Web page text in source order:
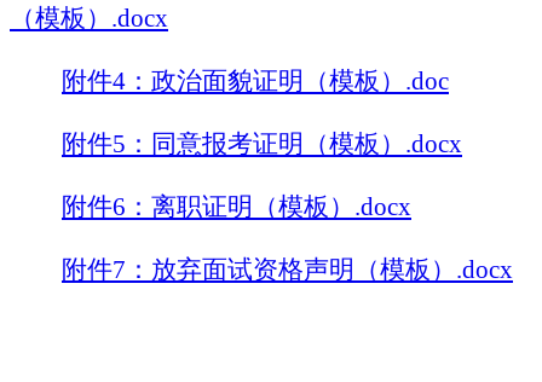
（模板）.docx
附件4：政治面貌证明（模板）.doc
附件5：同意报考证明（模板）.docx
附件6：离职证明（模板）.docx
附件7：放弃面试资格声明（模板）.docx